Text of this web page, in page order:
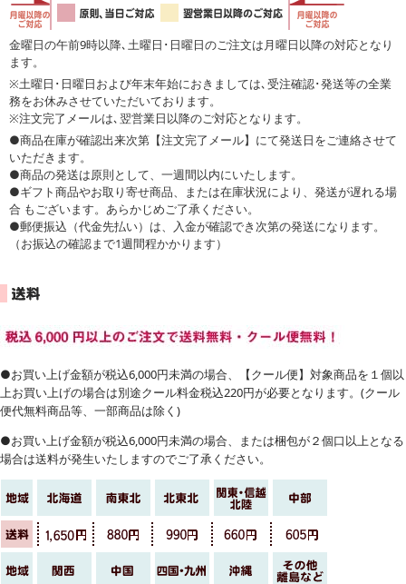
金曜日の午前9時以降､土曜日･日曜日のご注文は月曜日以降の対応となり
ます。
※土曜日･日曜日および年末年始におきましては､受注確認･発送等の全業
務をお休みさせていただいております。
※注文完了メールは､翌営業日以降のご対応となります。
●商品在庫が確認出来次第【注文完了メール】にて発送日をご連絡させて
いただきます。
●商品の発送は原則として、一週間以内にいたします。
●ギフト商品やお取り寄せ商品、または在庫状況により、発送が遅れる場
合 もございます。あらかじめご了承ください。
●郵便振込（代金先払い）は、入金が確認でき次第の発送になります。
（お振込の確認まで1週間程かかります）
●お買い上げ金額が税込6,000円未満の場合、【クール便】対象商品を１個以
上お買い上げの場合は別途クール料金税込220円が必要となります。(クール
便代無料商品等、一部商品は除く)
●お買い上げ金額が税込6,000円未満の場合、または梱包が２個口以上となる
場合は送料が発生いたしますのでご了承ください。